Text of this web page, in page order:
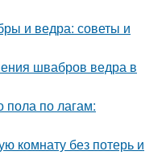
и ведра: советы и
швабров ведра в
пола по лагам:
комнату без потерь и